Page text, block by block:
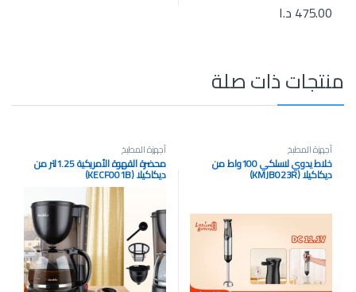
475.00 د.ا
منتجات ذات صلة
أجهزة المطبخ
خلاط يدوي لاسلكي 100واط من
ديكاكيلا (KMJB023R)
أجهزة المطبخ
محضرة القهوة الأمريكية 1.25لتر من
ديكاكيلا (KECF001B)